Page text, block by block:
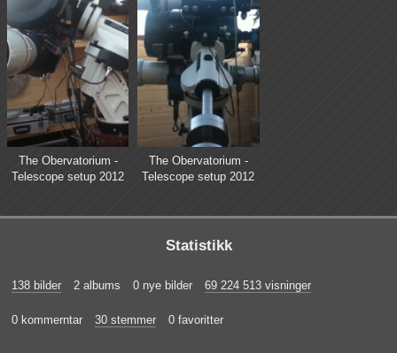
The Obervatorium -
Telescope setup 2012
The Obervatorium -
Telescope setup 2012
Statistikk
138 bilder 2 albums 0 nye bilder 69 224 513 visninger
0 kommerntar 30 stemmer 0 favoritter